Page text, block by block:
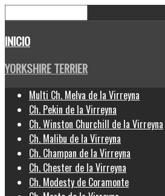
INICIO
YORKSHIRE TERRIER
Multi Ch. Melva de la Virreyna
Ch. Pekin de la Virreyna
Ch. Winston Churchill de la Virreyna
Ch. Malibu de la Virreyna
Ch. Champan de la Virreyna
Ch. Chester de la Virreyna
Ch. Modesty de Coramonte